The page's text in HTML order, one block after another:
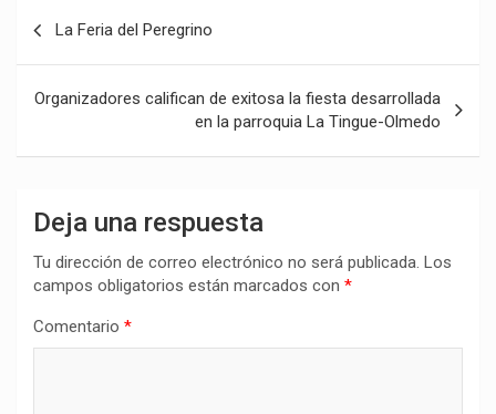
entradas
La Feria del Peregrino
Organizadores califican de exitosa la fiesta desarrollada
en la parroquia La Tingue-Olmedo
Deja una respuesta
Tu dirección de correo electrónico no será publicada. Los
campos obligatorios están marcados con *
Comentario *